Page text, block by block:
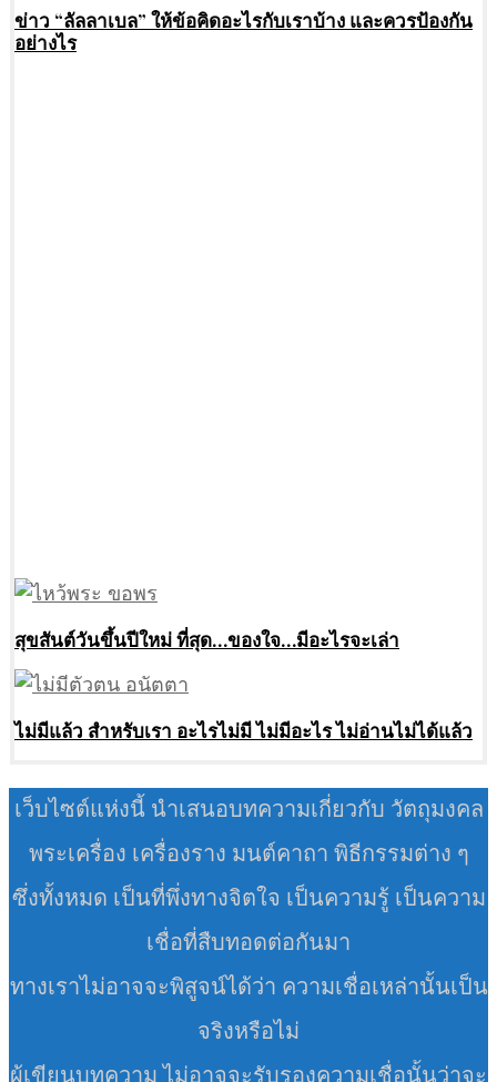
ข่าว “ลัลลาเบล” ให้ข้อคิดอะไรกับเราบ้าง และควรป้องกัน
อย่างไร
สุขสันต์วันขึ้นปีใหม่ ที่สุด…ของใจ…มีอะไรจะเล่า
ไม่มีแล้ว สำหรับเรา อะไรไม่มี ไม่มีอะไร ไม่อ่านไม่ได้แล้ว
เว็บไซต์แห่งนี้ นำเสนอบทความเกี่ยวกับ วัตถุมงคล
พระเครื่อง เครื่องราง มนต์คาถา พิธีกรรมต่าง ๆ
ซึ่งทั้งหมด เป็นที่พึ่งทางจิตใจ เป็นความรู้ เป็นความ
เชื่อที่สืบทอดต่อกันมา
ทางเราไม่อาจจะพิสูจน์ได้ว่า ความเชื่อเหล่านั้นเป็น
จริงหรือไม่
ผู้เขียนบทความ ไม่อาจจะรับรองความเชื่อนั้นว่าจะ